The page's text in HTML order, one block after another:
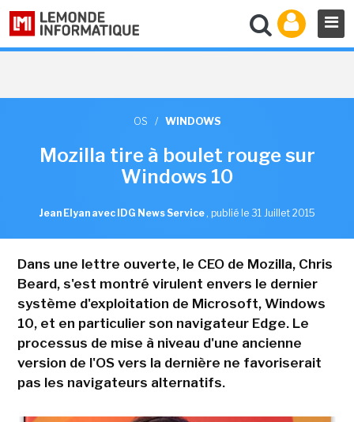
OS / WINDOWS
Mozilla tire à boulet rouge sur
Windows 10
Jean Elyan avec IDG News Service , publié le 31 Juillet 2015
Dans une lettre ouverte, le CEO de Mozilla, Chris
Beard, s'est montré virulent envers le dernier
système d'exploitation de Microsoft, Windows
10, et en particulier son navigateur Edge. Le
processus de mise à niveau d'une ancienne
version de l'OS vers la dernière ne favoriserait
pas les navigateurs alternatifs.